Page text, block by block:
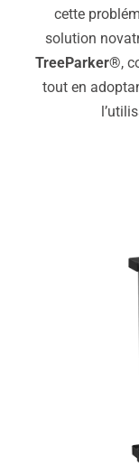
cette
solution
TreeParker®,
tout en